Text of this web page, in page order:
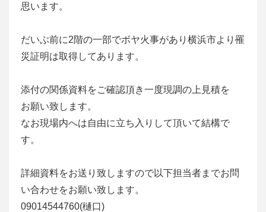
思います。
だいぶ前に2階の一部でボヤ火事があり横浜市より罹
災証明は取得してあります。
添付の関係資料をご確認頂き一度現調の上見積を
お願い致します。
なお現場内へは自由に立ち入りして頂いて結構で
す。
詳細資料をお送り致しますので以下担当者までお問
い合わせをお願い致します。
09014544760(樋口)